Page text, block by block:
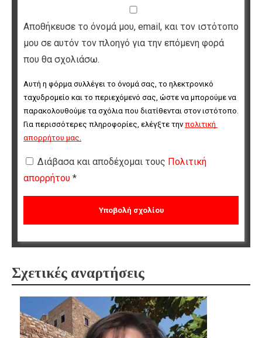
Αποθήκευσε το όνομά μου, email, και τον ιστότοπο
μου σε αυτόν τον πλοηγό για την επόμενη φορά
που θα σχολιάσω.
Αυτή η φόρμα συλλέγει το όνομά σας, το ηλεκτρονικό
ταχυδρομείο και το περιεχόμενό σας, ώστε να μπορούμε να
παρακολουθούμε τα σχόλια που διατίθενται στον ιστότοπο.
Για περισσότερες πληροφορίες, ελέγξτε την πολιτική
απορρήτου μας
Διάβασα και αποδέχομαι τους Πολιτική
απορρήτου *
Σχετικές αναρτήσεις